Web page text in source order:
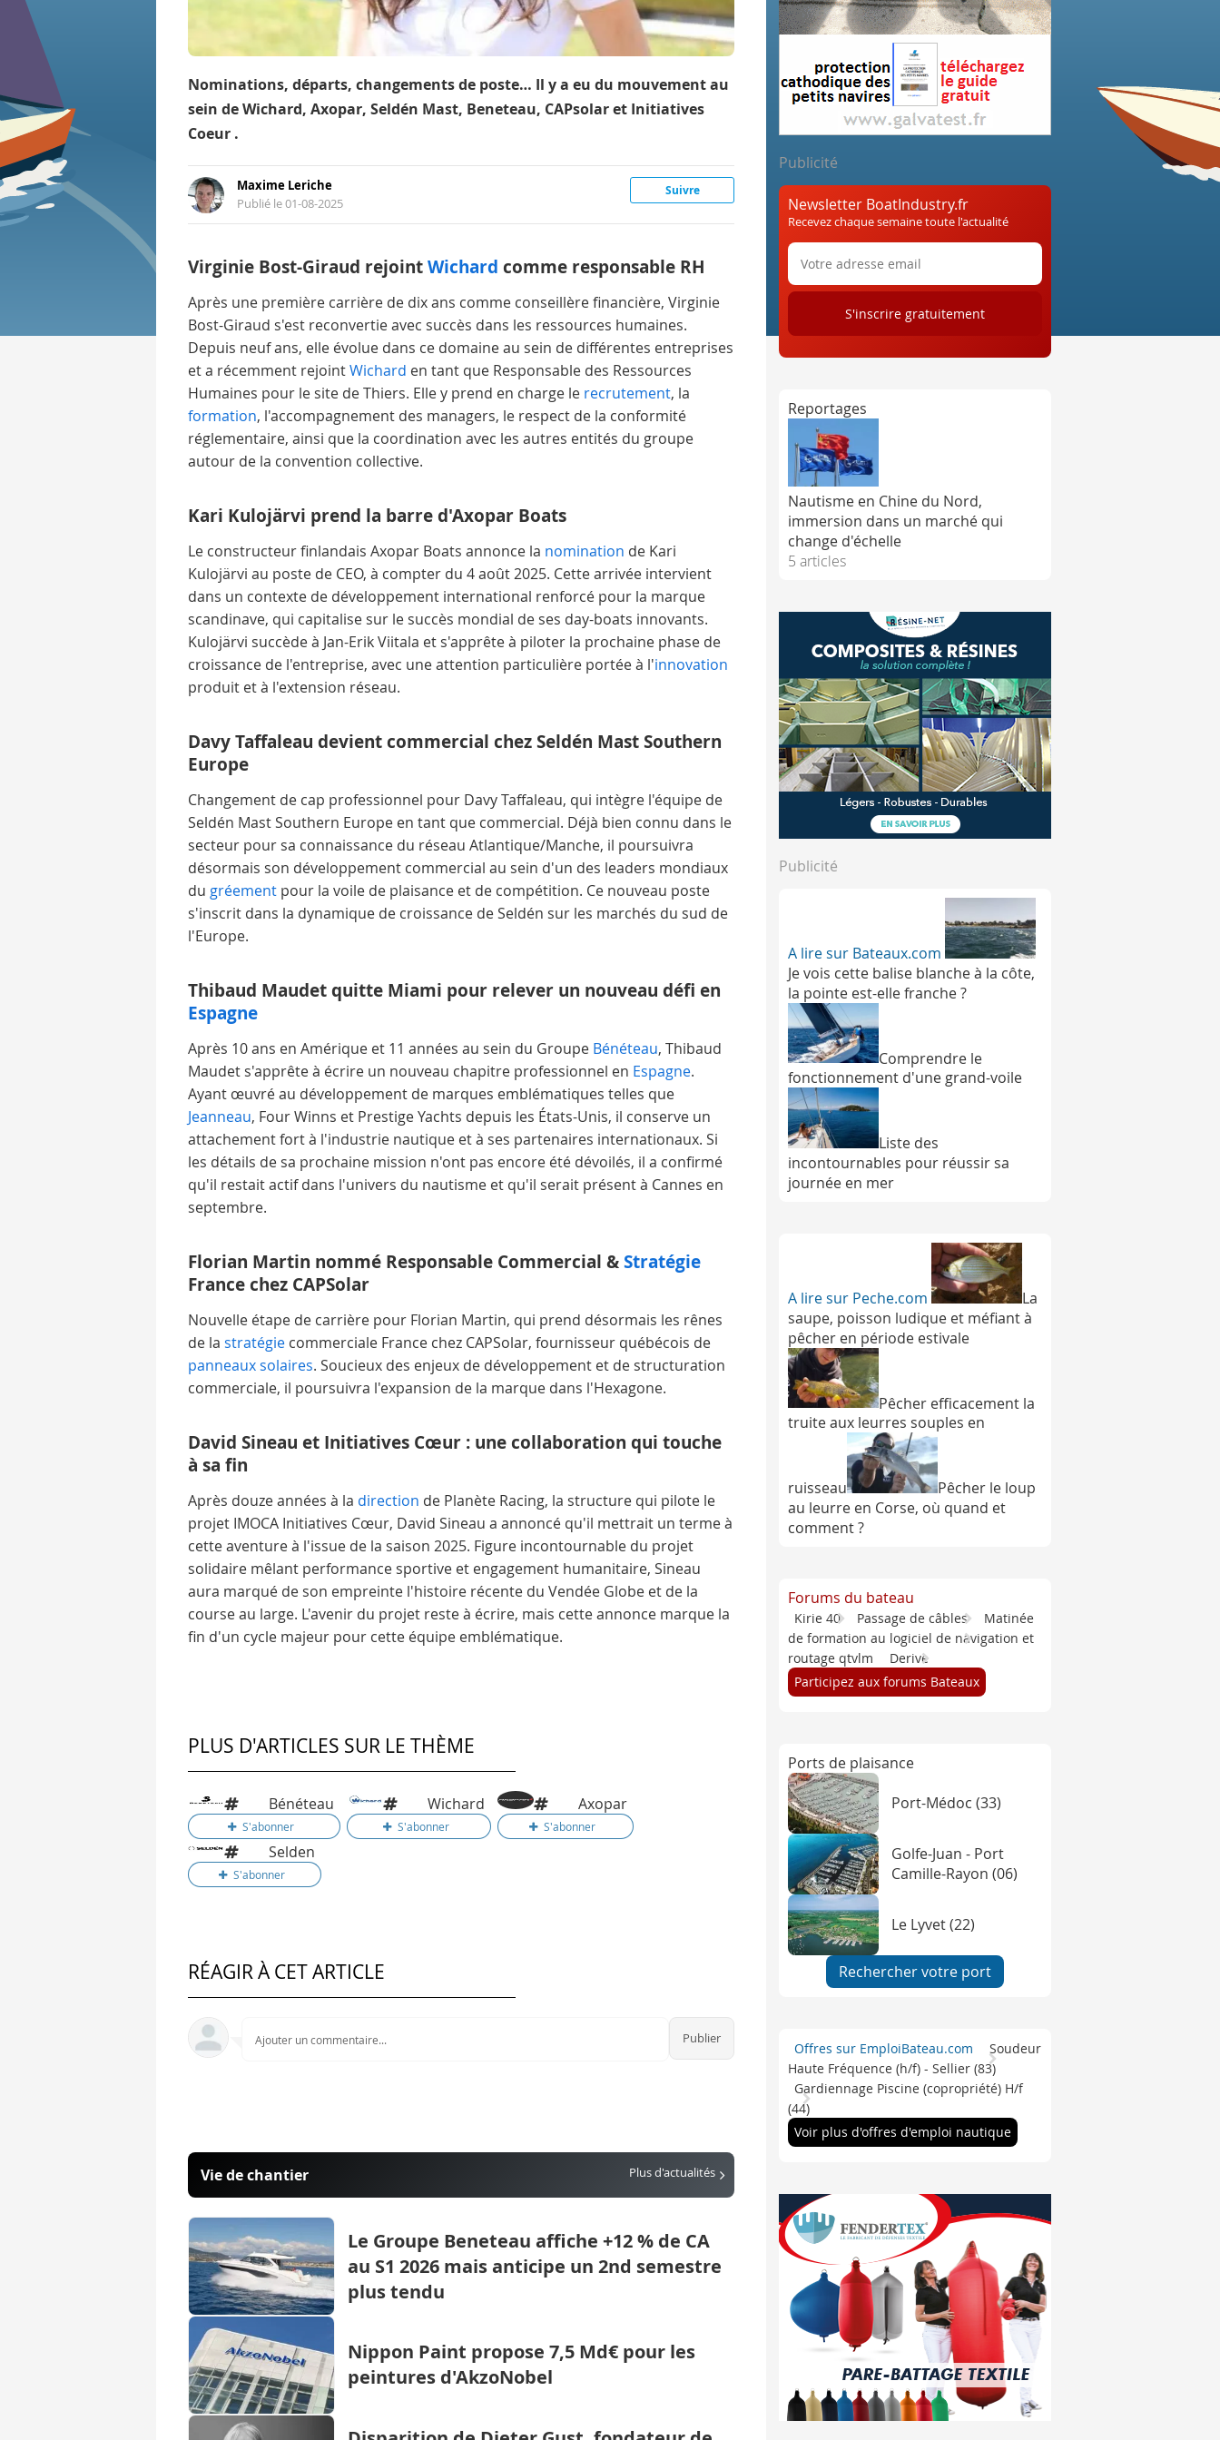
Nominations, départs, changements de poste… Il y a eu du mouvement au
sein de Wichard, Axopar, Seldén Mast, Beneteau, CAPsolar et Initiatives
Coeur .
Maxime Leriche
Publié le 01-08-2025
Suivre
Virginie Bost-Giraud rejointWichard comme responsable RH
Après une première carrière de dix ans comme conseillère financière, Virginie
Bost-Giraud s'est reconvertie avec succès dans les ressources humaines.
Depuis neuf ans, elle évolue dans ce domaine au sein de différentes entreprises
et a récemment rejointWichard en tant que Responsable des Ressources
Humaines pour le site de Thiers. Elle y prend en charge le recrutement, la
formation, l'accompagnement des managers, le respect de la conformité
réglementaire, ainsi que la coordination avec les autres entités du groupe
autour de la convention collective.
Kari Kulojärvi prend la barre d'Axopar Boats
Le constructeur finlandais Axopar Boats annonce la nomination de Kari
Kulojärvi au poste de CEO, à compter du 4 août 2025. Cette arrivée intervient
dans un contexte de développement international renforcé pour la marque
scandinave, qui capitalise sur le succès mondial de ses day-boats innovants.
Kulojärvi succède à Jan-Erik Viitala et s'apprête à piloter la prochaine phase de
croissance de l'entreprise, avec une attention particulière portée à l'innovation
produit et à l'extension réseau.
Davy Taffaleau devient commercial chez Seldén Mast Southern
Europe
Changement de cap professionnel pour Davy Taffaleau, qui intègre l'équipe de
Seldén Mast Southern Europe en tant que commercial. Déjà bien connu dans le
secteur pour sa connaissance du réseau Atlantique/Manche, il poursuivra
désormais son développement commercial au sein d'un des leaders mondiaux
du gréement pour la voile de plaisance et de compétition. Ce nouveau poste
s'inscrit dans la dynamique de croissance de Seldén sur les marchés du sud de
l'Europe.
Thibaud Maudet quitte Miami pour relever un nouveau défi en
Espagne
Après 10 ans en Amérique et 11 années au sein du Groupe Bénéteau, Thibaud
Maudet s'apprête à écrire un nouveau chapitre professionnel en Espagne.
Ayant œuvré au développement de marques emblématiques telles que
Jeanneau, Four Winns et Prestige Yachts depuis les États-Unis, il conserve un
attachement fort à l'industrie nautique et à ses partenaires internationaux. Si
les détails de sa prochaine mission n'ont pas encore été dévoilés, il a confirmé
qu'il restait actif dans l'univers du nautisme et qu'il serait présent à Cannes en
septembre.
Florian Martin nommé Responsable Commercial &Stratégie
France chez CAPSolar
Nouvelle étape de carrière pour Florian Martin, qui prend désormais les rênes
de la stratégie commerciale France chez CAPSolar, fournisseur québécois de
panneaux solaires. Soucieux des enjeux de développement et de structuration
commerciale, il poursuivra l'expansion de la marque dans l'Hexagone.
David Sineau et Initiatives Cœur : une collaboration qui touche
à sa fin
Après douze années à la direction de Planète Racing, la structure qui pilote le
projet IMOCA Initiatives Cœur, David Sineau a annoncé qu'il mettrait un terme à
cette aventure à l'issue de la saison 2025. Figure incontournable du projet
solidaire mêlant performance sportive et engagement humanitaire, Sineau
aura marqué de son empreinte l'histoire récente du Vendée Globe et de la
course au large. L'avenir du projet reste à écrire, mais cette annonce marque la
fin d'un cycle majeur pour cette équipe emblématique.
PLUS D'ARTICLES SUR LE THÈME
Bénéteau Wichard Axopar
Selden
RÉAGIR À CET ARTICLE
Ajouter un commentaire...
Vie de chantier Plus d'actualités
Le Groupe Beneteau affiche +12 % de CA
au S1 2026 mais anticipe un 2nd semestre
plus tendu
Nippon Paint propose 7,5 Md€ pour les
peintures d'AkzoNobel
Publicité
Newsletter BoatIndustry.fr
Recevez chaque semaine toute l'actualité
Reportages
Nautisme en Chine du Nord,
immersion dans un marché qui
change d'échelle
5 articles
Publicité
A lire sur Bateaux.com
Je vois cette balise blanche à la côte,
la pointe est-elle franche ?
Comprendre le
fonctionnement d'une grand-voile
Liste des
incontournables pour réussir sa
journée en mer
A lire sur Peche.com
La
saupe, poisson ludique et méfiant à
pêcher en période estivale
Pêcher efficacement la
truite aux leurres souples en
ruisseau
Pêcher le loup
au leurre en Corse, où quand et
comment ?
Forums du bateau
Kirie 40 Passage de câbles
Matinée
de formation au logiciel de navigation et
routage qtvlm
Derive
Participez aux forums Bateaux
Ports de plaisance
Port-Médoc (33)
Golfe-Juan - Port
Camille-Rayon (06)
Le Lyvet (22)
Rechercher votre port
Offres sur EmploiBateau.com
Soudeur
Haute Fréquence (h/f) - Sellier (83)
Gardiennage Piscine (copropriété) H/f
(44)
Voir plus d'offres d'emploi nautique